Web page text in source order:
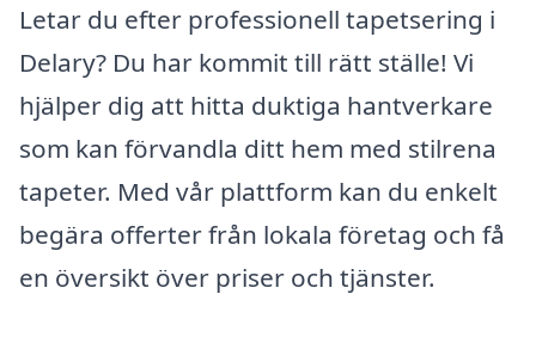
Letar du efter professionell tapetsering i
Delary? Du har kommit till rätt ställe! Vi
hjälper dig att hitta duktiga hantverkare
som kan förvandla ditt hem med stilrena
tapeter. Med vår plattform kan du enkelt
begära offerter från lokala företag och få
en översikt över priser och tjänster.